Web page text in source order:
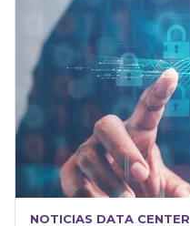
NOTICIAS DATA CENTER